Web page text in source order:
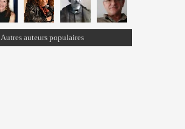
Autres auteurs populaires